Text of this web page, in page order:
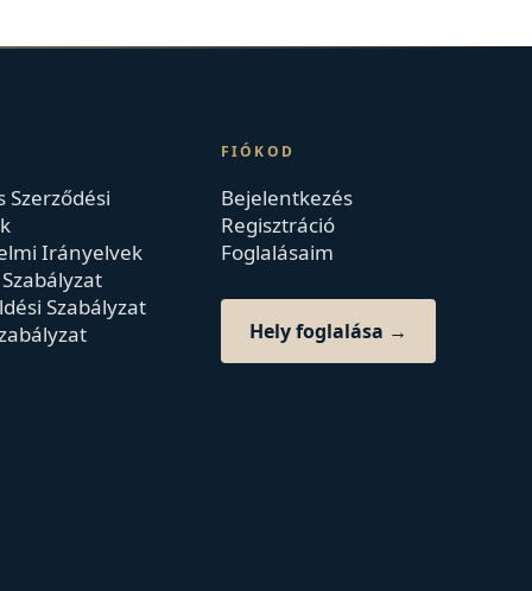
Szerződési
Irányelvek
Szabályzat
FIÓKOD
Bejelentkezés
Regisztráció
Foglalásaim
Hely foglalása →